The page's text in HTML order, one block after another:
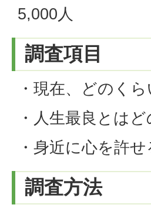
5,000人
調査項目
・現在、どのく
・人生最良とは
・身近に心を
調査方法